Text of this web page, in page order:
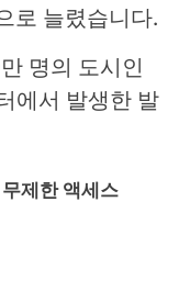
로 늘렸습니다.
명의 도시인
에서 발생한 발
제한 액세스